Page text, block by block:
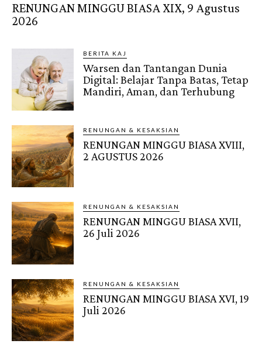
RENUNGAN MINGGU BIASA XIX, 9 Agustus
2026
BERITA KAJ
Warsen dan Tantangan Dunia
Digital: Belajar Tanpa Batas, Tetap
Mandiri, Aman, dan Terhubung
RENUNGAN & KESAKSIAN
RENUNGAN MINGGU BIASA XVIII,
2 AGUSTUS 2026
RENUNGAN & KESAKSIAN
RENUNGAN MINGGU BIASA XVII,
26 Juli 2026
RENUNGAN & KESAKSIAN
RENUNGAN MINGGU BIASA XVI, 19
Juli 2026